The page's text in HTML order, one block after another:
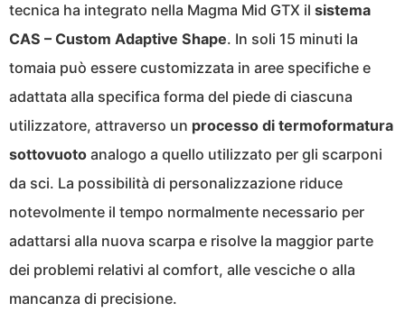
tecnica ha integrato nella Magma Mid GTX il sistema
CAS – Custom Adaptive Shape. In soli 15 minuti la
tomaia può essere customizzata in aree specifiche e
adattata alla specifica forma del piede di ciascuna
utilizzatore, attraverso un processo di termoformatura
sottovuoto analogo a quello utilizzato per gli scarponi
da sci. La possibilità di personalizzazione riduce
notevolmente il tempo normalmente necessario per
adattarsi alla nuova scarpa e risolve la maggior parte
dei problemi relativi al comfort, alle vesciche o alla
mancanza di precisione.